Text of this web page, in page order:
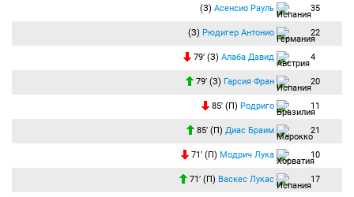
(З) Асенсио Рауль 35
(З) Рюдигер Антонио 22
79′ (З) Алаба Давид 4
79′ (З) Гарсия Фран 20
85′ (П) Родриго 11
85′ (П) Диас Браим 21
71′ (П) Модрич Лука 10
71′ (П) Васкес Лукас 17